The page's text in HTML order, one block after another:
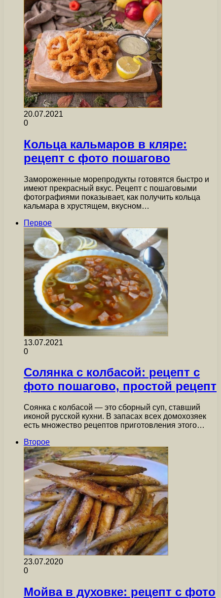
20.07.2021
0
Кольца кальмаров в кляре:
рецепт с фото пошагово
Замороженные морепродукты готовятся быстро и
имеют прекрасный вкус. Рецепт с пошаговыми
фотографиями показывает, как получить кольца
кальмара в хрустящем, вкусном…
Первое
13.07.2021
0
Солянка с колбасой: рецепт с
фото пошагово, простой рецепт
Соянка с колбасой — это сборный суп, ставший
иконой русской кухни. В запасах всех домохозяек
есть множество рецептов приготовления этого…
Второе
23.07.2020
0
Мойва в духовке: рецепт с фото